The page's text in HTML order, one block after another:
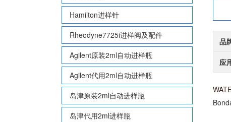
Hamilton进样针
Rheodyne7725i进样阀及配件
Agilent原装2ml自动进样瓶
Agilent代用2ml自动进样瓶
岛津原装2ml自动进样瓶
岛津代用2ml进样瓶
品
应